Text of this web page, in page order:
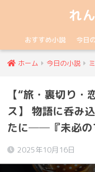
れ
おすすめ小説 今日
ホーム 今日の小説
【“旅・裏切り
ス】 物語に呑み
たに──『未必の
2025年10月16日